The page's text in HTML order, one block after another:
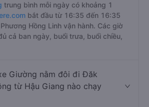
trung bình mỗi ngày có khoảng 1
bắt đầu từ 16:35 đến 16:35
Hồng Linh vận hành. Các giờ
cả ban ngày, buổi trưa, buổi chiều,
Giường nằm đôi đi Đăk
từ Hậu Giang nào chạy